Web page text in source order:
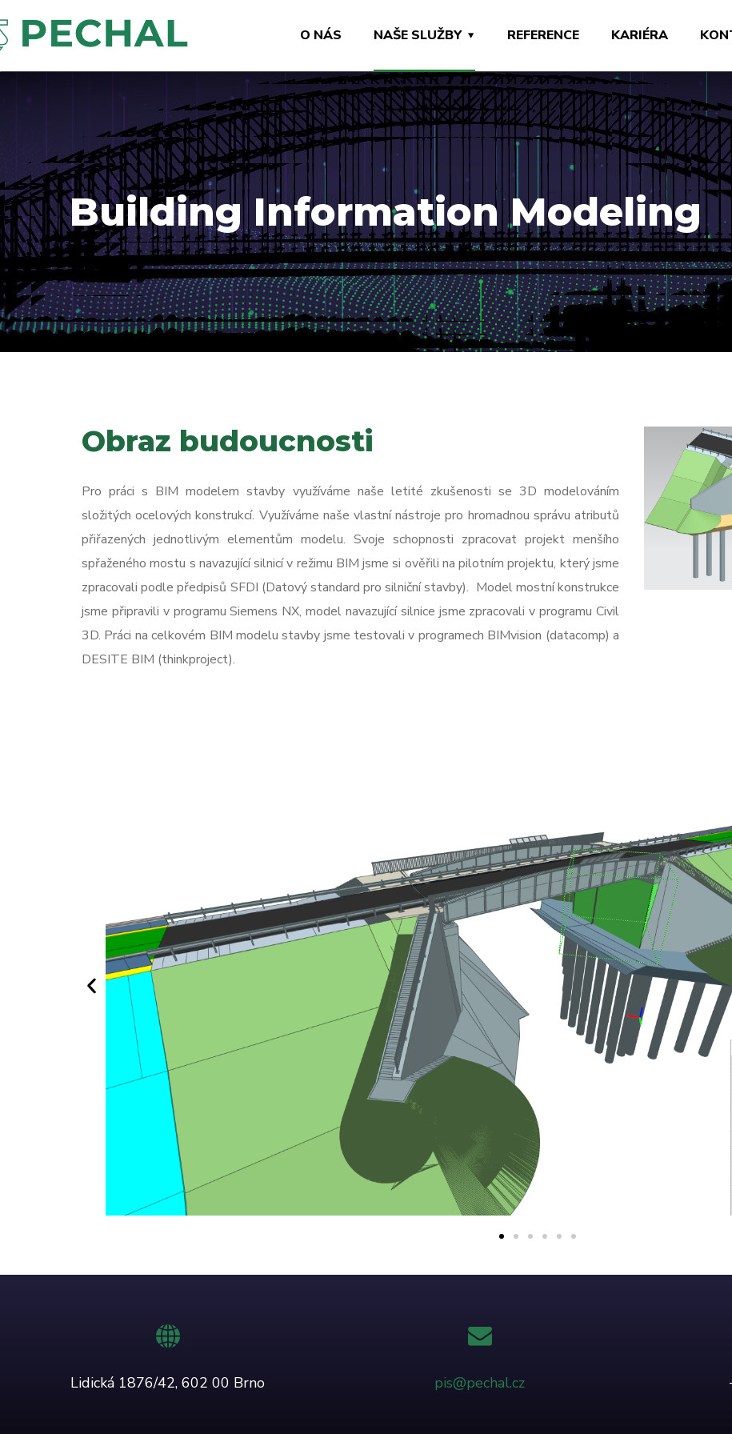
O NÁS NAŠE SLUŽBY REFERENCE KARIÉRA
Building Information Modeling
Obraz budoucnosti
Pro práci s BIM modelem stavby využíváme naše letité zkušenosti se 3D modelováním
složitých ocelových konstrukcí. Využíváme naše vlastní nástroje pro hromadnou správu atributů
přiřazených jednotlivým elementům modelu. Svoje schopnosti zpracovat projekt menšího
spřaženého mostu s navazující silnicí v režimu BIM jsme si ověřili na pilotním projektu, který jsme
zpracovali podle předpisů SFDI (Datový standard pro silniční stavby). Model mostní konstrukce
jsme připravili v programu Siemens NX, model navazující silnice jsme zpracovali v programu Civil
3D. Práci na celkovém BIM modelu stavby jsme testovali v programech BIMvision (datacomp) a
DESITE BIM (thinkproject).
Lidická 1876/42, 602 00 Brno pis@pechal.cz